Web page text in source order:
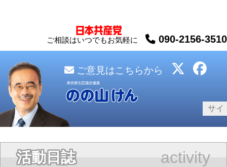
ご相談はいつでもお気軽に 090-2156-3510
ご意見はこちらから
活動日誌 activity